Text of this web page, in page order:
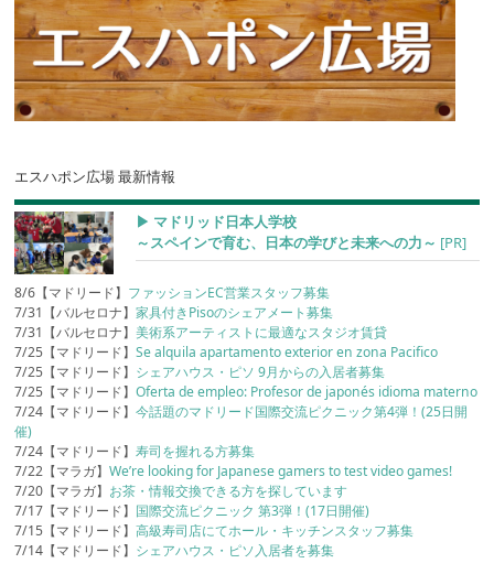
エスハポン広場 最新情報
▶︎ マドリッド日本人学校
～スペインで育む、日本の学びと未来への力～ [PR]
8/6【マドリード】 ファッションEC営業スタッフ募集
7/31【バルセロナ】家具付きPisoのシェアメート募集
7/31【バルセロナ】美術系アーティストに最適なスタジオ賃貸
7/25【マドリード】Se alquila apartamento exterior en zona Pacifico
7/25【マドリード】 シェアハウス・ピソ 9月からの入居者募集
7/25【マドリード】Oferta de empleo: Profesor de japonés idioma materno
7/24【マドリード】今話題のマドリード国際交流ピクニック第4弾！(25日開
催)
7/24【マドリード】寿司を握れる方募集
7/22【マラガ】We’re looking for Japanese gamers to test video games!
7/20【マラガ】 お茶・情報交換できる方を探しています
7/17【マドリード】 国際交流ピクニック 第3弾！(17日開催)
7/15【マドリード】高級寿司店にてホール・キッチンスタッフ募集
7/14【マドリード】 シェアハウス・ピソ入居者を募集